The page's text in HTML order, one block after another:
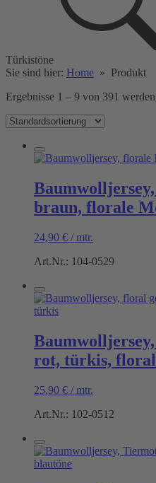
Türkistöne
Sie sind hier: Home » Produkt
Ergebnisse 1 – 9 von 391
braun, florale
24,90 € / mtr.
Art.Nr.: 104-0529
rot, türkis,
25,90 € / mtr.
Art.Nr.: 102-0512